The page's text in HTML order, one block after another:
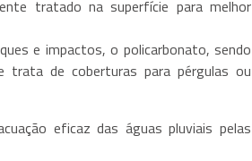
tratado na superfície para melhor
e impactos, o policarbonato, sendo
de coberturas para pérgulas ou
eficaz das águas pluviais pelas